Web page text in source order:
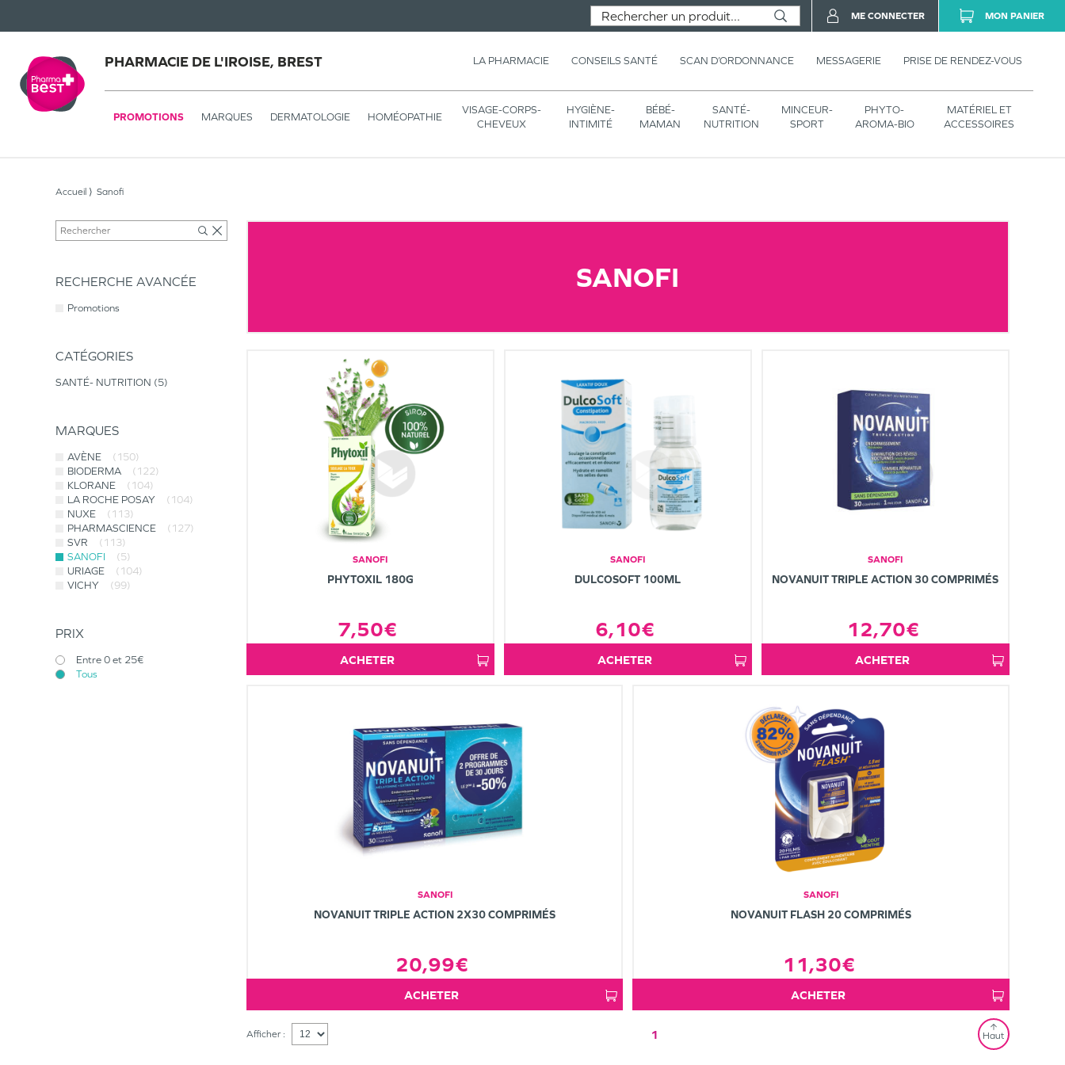
PHARMACIE DE L'IROISE, BREST LA PHARMACIE CONSEILS SANTÉ SCAN D’ORDONNANCE MESSAGERIE PRISE DE RENDEZ-VOUS
PROMOTIONS MARQUES DERMATOLOGIE HOMÉOPATHIE
VISAGE-CORPS-
CHEVEUX
HYGIÈNE-
INTIMITÉ
BÉBÉ-
MAMAN
SANTÉ-
NUTRITION
MINCEUR-
SPORT
PHYTO-
AROMA-BIO
MATÉRIEL ET
ACCESSOIRES
ME CONNECTER MON PANIER
Accueil Sanofi
RECHERCHE AVANCÉE
Promotions
CATÉGORIES
SANTÉ- NUTRITION 5
MARQUES
AVÈNE
(150)
BIODERMA
(122)
KLORANE
(104)
LA ROCHE POSAY
(104)
NUXE
(113)
PHARMASCIENCE
(127)
SVR
(113)
SANOFI
(5)
URIAGE
(104)
VICHY
(99)
PRIX
Entre 0 et 25€
Tous
SANOFI
SANOFI
PHYTOXIL 180G
7,50€
ACHETER
SANOFI
DULCOSOFT 100ML
6,10€
ACHETER
SANOFI
NOVANUIT TRIPLE ACTION 30 COMPRIMÉS
12,70€
ACHETER
SANOFI
NOVANUIT TRIPLE ACTION 2X30 COMPRIMÉS
20,99€
ACHETER
SANOFI
NOVANUIT FLASH 20 COMPRIMÉS
11,30€
ACHETER
Afficher : 1 Haut